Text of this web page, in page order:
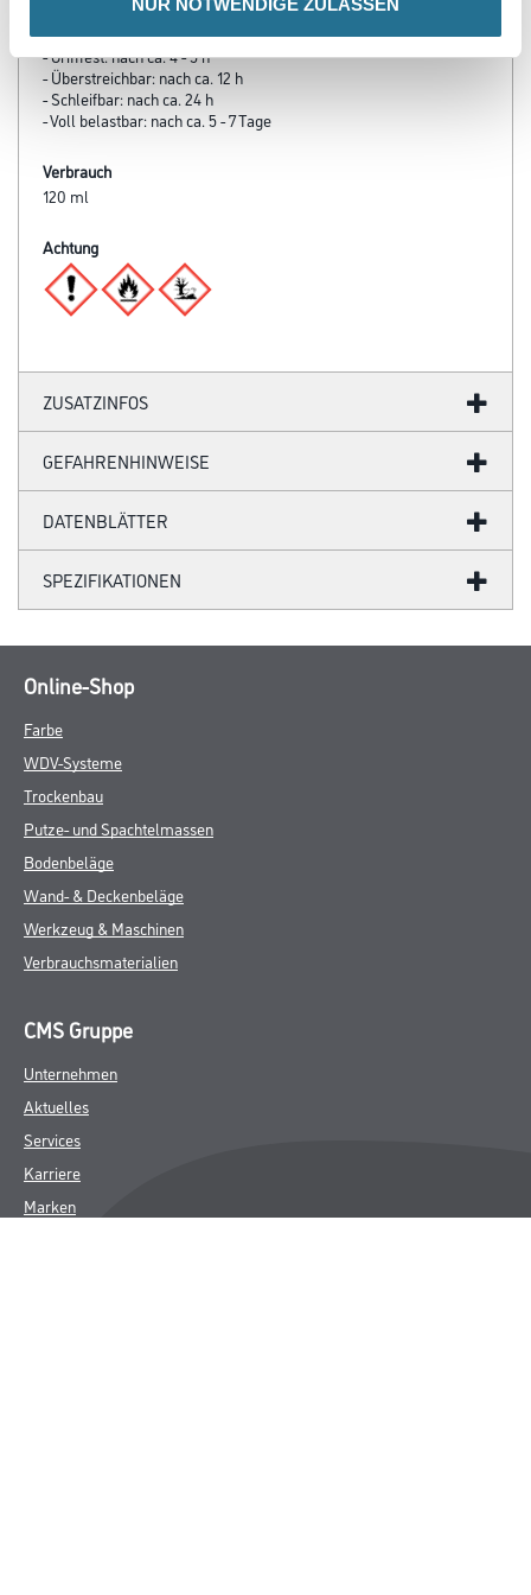
NUR NOTWENDIGE ZULASSEN
- Trocknung/Überstreichbarkeit: (20°C/55 % r.F.)
- Staubtrocken: nach ca. 2 h
- Grifffest: nach ca. 4 - 5 h
- Überstreichbar: nach ca. 12 h
- Schleifbar: nach ca. 24 h
- Voll belastbar: nach ca. 5 - 7 Tage
Verbrauch
120 ml
Achtung
ZUSATZINFOS
GEFAHRENHINWEISE
DATENBLÄTTER
SPEZIFIKATIONEN
Online-Shop
Farbe
WDV-Systeme
Trockenbau
Putze- und Spachtelmassen
Bodenbeläge
Wand- & Deckenbeläge
Werkzeug & Maschinen
Verbrauchsmaterialien
CMS Gruppe
Unternehmen
Aktuelles
Services
Karriere
Marken